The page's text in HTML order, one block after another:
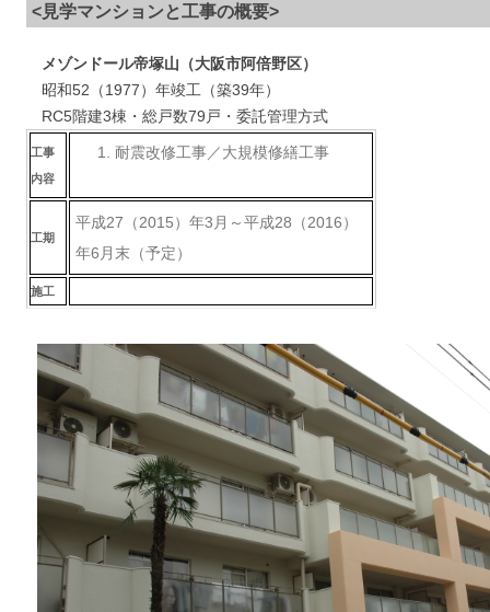
<見学マンションと工事の概要>
メゾンドール帝塚山（大阪市阿倍野区）
昭和52（1977）年竣工（築39年）
RC5階建3棟・総戸数79戸・委託管理方式
工事
内容
耐震改修工事／大規模修繕工事
工期
平成27（2015）年3月～平成28（2016）
年6月末（予定）
施工